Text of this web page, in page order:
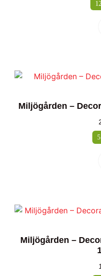
Miljögården –
Miljögården –